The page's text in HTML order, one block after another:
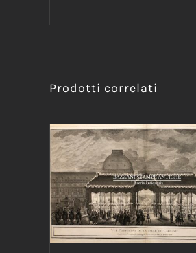
Prodotti correlati
AGGIUNGI AL CARRELLO
DETTAGLI